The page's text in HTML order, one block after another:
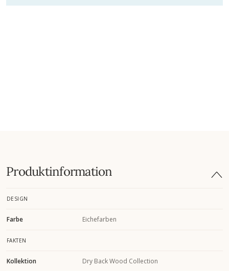
Produktinformation
DESIGN
Farbe Eichefarben
FAKTEN
Kollektion Dry Back Wood Collection